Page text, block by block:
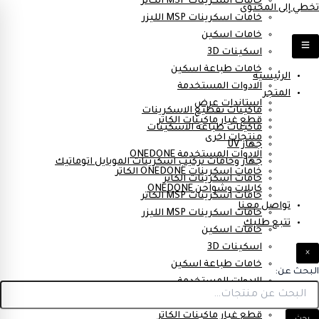
تخطي إلى المحتوى
الرئيسية
المتجر
ماكينات تقطيع الاسكرينات
ماكينات طباعة الاسكينات
جهاز UV
جهاز وخامات تركيب اسكرينات الموبايل اتوماتيك
خامات اسكرينات الكاتر
خامات اسكرينات MSP الكاتر
خامات اسكرينات MSP الليزر
خامات اسكين
اسكينات 3D
خامات طباعة اسكين
الادوات المستخدمة
استاندات عرض
قطع غيار ماكينات الكاتر
خامات اسكرينات MSP الليزر
خامات اسكين
اسكينات 3D
خامات طباعة اسكين
الادوات المستخدمة
استاندات عرض
قطع غيار ماكينات الكاتر
منتجات اخرى
الادوات المستخدمة ONEDONE
خامات اسكرينات ONEDONE الكاتر
كابلات وشواحن ONEDONE
تواصل معنا
تتبع طلبك
×
البحث عن: